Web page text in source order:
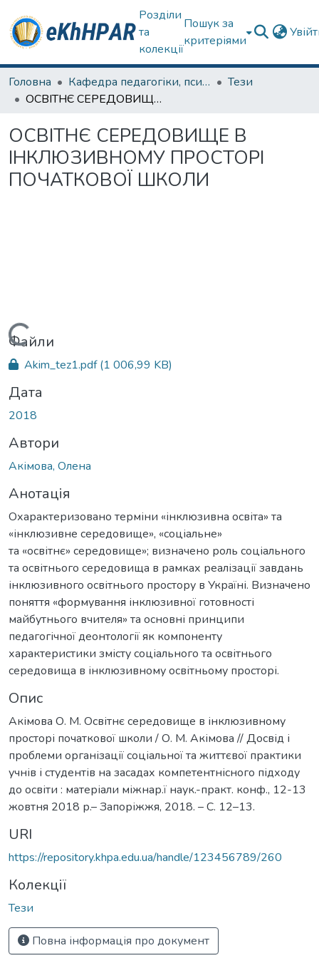
Розділи
та
колекції
Пошук за
критеріями
Головна Кафедра педагогіки, психології, початкової освіти та освітнього менеджменту
Тези
ОСВІТНЄ СЕРЕДОВИЩЕ В ІНКЛЮЗИВНОМУ ПРОСТОРІ ПОЧАТКОВОЇ ШКОЛИ
ОСВІТНЄ СЕРЕДОВИЩЕ В
ІНКЛЮЗИВНОМУ ПРОСТОРІ
ПОЧАТКОВОЇ ШКОЛИ
Вантажиться...
Файли
Akim_tez1.pdf(1 006,99 KB)
Дата
2018
Автори
Акімова, Олена
Анотація
Охарактеризовано терміни «інклюзивна освіта» та
«інклюзивне середовище», «соціальне»
та «освітнє» середовище»; визначено роль соціального
та освітнього середовища в рамках реалізації завдань
інклюзивного освітнього простору в Україні. Визначено
поняття «формування інклюзивної готовності
майбутнього вчителя» та основні принципи
педагогічної деонтології як компоненту
характеристики змісту соціального та освітнього
середовища в інклюзивному освітньому просторі.
Опис
Акімова О. М. Освітнє середовище в інклюзивному
просторі початкової школи / О. М. Акімова // Досвід і
проблеми організації соціальної та життєвої практики
учнів і студентів на засадах компетентнісного підходу
до освіти : матеріали міжнар.ї наук.-практ. конф., 12-13
жовтня 2018 р.– Запоріжжя, 2018. – С. 12–13.
URI
https://repository.khpa.edu.ua/handle/123456789/260
Колекції
Тези
Повна інформація про документ